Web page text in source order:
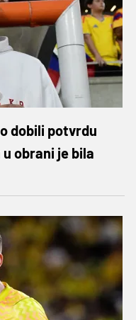
dobili potvrdu
obrani je bila